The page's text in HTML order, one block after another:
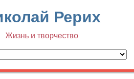
Рерих
Жизнь и творчество